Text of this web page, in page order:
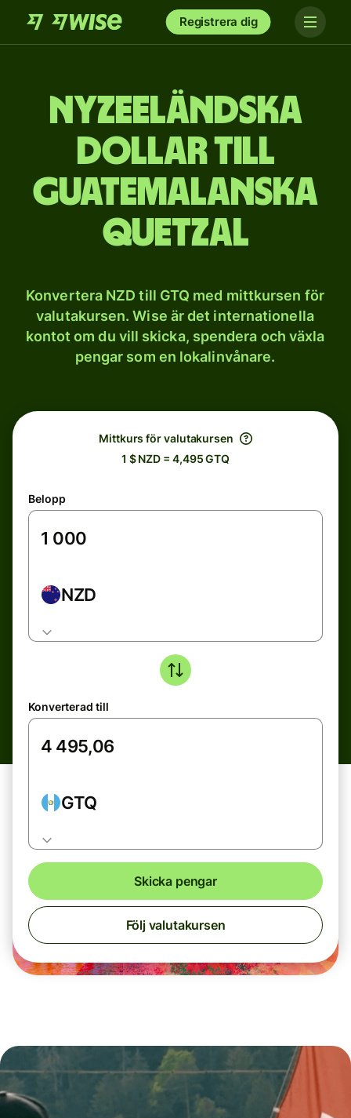
Registrera dig
Nyzeeländska
dollar till
guatemalanska
quetzal
Konvertera NZD till GTQ med mittkursen för
valutakursen. Wise är det internationella
kontot om du vill skicka, spendera och växla
pengar som en lokalinvånare.
Mittkurs för valutakursen
1 $ NZD = 4,495 GTQ
Belopp
NZD
Konverterad till
GTQ
Skicka pengar
Följ valutakursen